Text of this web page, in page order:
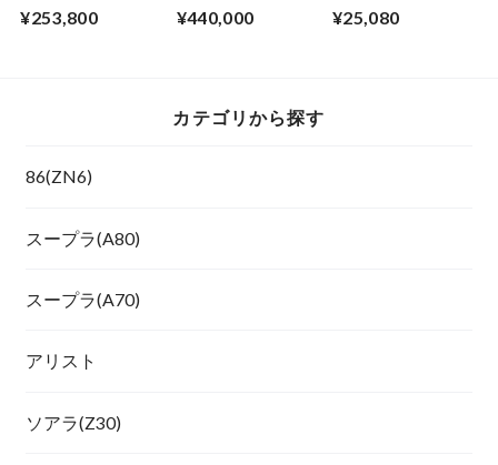
¥253,800
Suspension kit
¥440,000 ¥25,080
カテゴリから探す
86(ZN6)
スープラ(A80)
スープラ(A70)
アリスト
ソアラ(Z30)